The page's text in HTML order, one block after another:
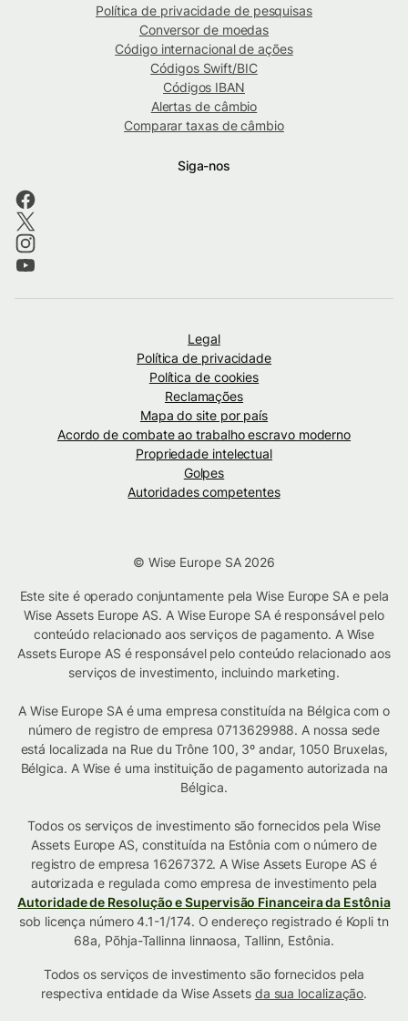
Política de privacidade de pesquisas
Conversor de moedas
Código internacional de ações
Códigos Swift/BIC
Códigos IBAN
Alertas de câmbio
Comparar taxas de câmbio
Siga-nos
Legal
Política de privacidade
Política de cookies
Reclamações
Mapa do site por país
Acordo de combate ao trabalho escravo moderno
Propriedade intelectual
Golpes
Autoridades competentes
© Wise Europe SA 2026
Este site é operado conjuntamente pela Wise Europe SA e pela
Wise Assets Europe AS. A Wise Europe SA é responsável pelo
conteúdo relacionado aos serviços de pagamento. A Wise
Assets Europe AS é responsável pelo conteúdo relacionado aos
serviços de investimento, incluindo marketing.
A Wise Europe SA é uma empresa constituída na Bélgica com o
número de registro de empresa 0713629988. A nossa sede
está localizada na Rue du Trône 100, 3º andar, 1050 Bruxelas,
Bélgica. A Wise é uma instituição de pagamento autorizada na
Bélgica.
Todos os serviços de investimento são fornecidos pela Wise
Assets Europe AS, constituída na Estônia com o número de
registro de empresa 16267372. A Wise Assets Europe AS é
autorizada e regulada como empresa de investimento pela
Autoridade de Resolução e Supervisão Financeira da Estônia
sob licença número 4.1-1/174. O endereço registrado é Kopli tn
68a, Põhja-Tallinna linnaosa, Tallinn, Estônia.
Todos os serviços de investimento são fornecidos pela
respectiva entidade da Wise Assets da sua localização.